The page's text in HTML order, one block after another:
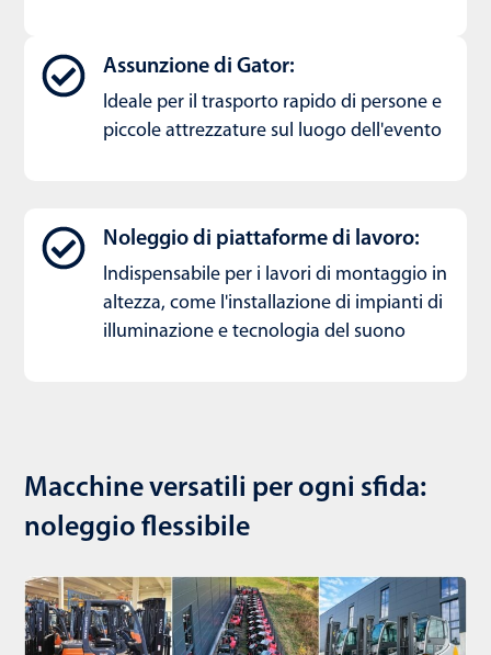
Assunzione di Gator:
Ideale per il trasporto rapido di persone e
piccole attrezzature sul luogo dell'evento
Noleggio di piattaforme di lavoro:
Indispensabile per i lavori di montaggio in
altezza, come l'installazione di impianti di
illuminazione e tecnologia del suono
Macchine versatili per ogni sfida:
noleggio flessibile